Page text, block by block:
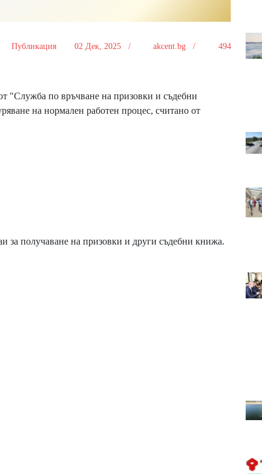
Публикация 02 Дек, 2025 / akcent.bg / 494
"Служба по връчване на призовки и съдебни
на нормален работен процес, считано от
за получаване на призовки и други съдебни книжа.